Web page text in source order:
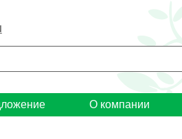
О компании